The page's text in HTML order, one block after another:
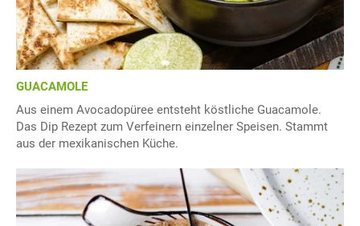
GUACAMOLE
Aus einem Avocadopüree entsteht köstliche Guacamole.
Das Dip Rezept zum Verfeinern einzelner Speisen. Stammt
aus der mexikanischen Küche.